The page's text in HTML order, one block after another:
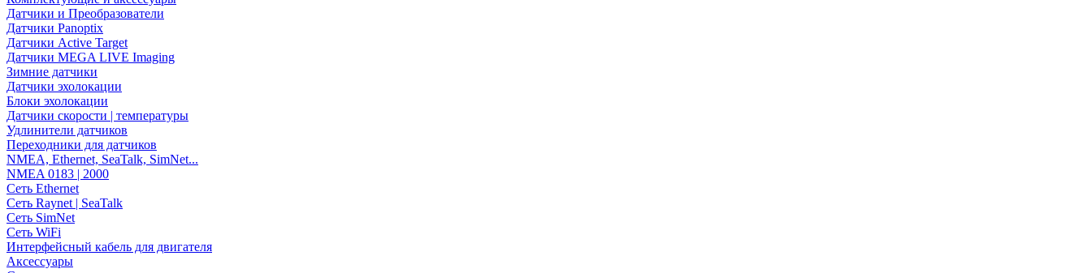
Датчики и Преобразователи
Датчики Panoptix
Датчики Active Target
Датчики MEGA LIVE Imaging
Зимние датчики
Датчики эхолокации
Блоки эхолокации
Датчики скорости | температуры
Удлинители датчиков
Переходники для датчиков
NMEA, Ethernet, SeaTalk, SimNet...
NMEA 0183 | 2000
Сеть Ethernet
Сеть Raynet | SeaTalk
Сеть SimNet
Сеть WiFi
Интерфейсный кабель для двигателя
Аксессуары